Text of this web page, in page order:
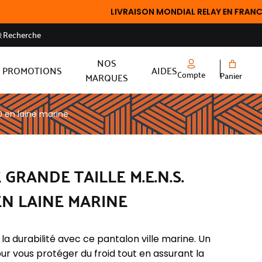
LIVRAISON MONDIAL RELAY EN FRANCE
Recherche
PROMOTIONS
NOS
MARQUES
AIDESCompte Panier
en laine marine
TAILLE M.E.N.S.
LAINE MARINE
durabilité avec ce pantalon ville marine. Un
vous protéger du froid tout en assurant la